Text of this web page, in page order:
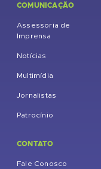
COMUNICAÇÃO
Assessoria de
Imprensa
Notícias
Multimídia
Jornalistas
Patrocínio
CONTATO
Fale Conosco